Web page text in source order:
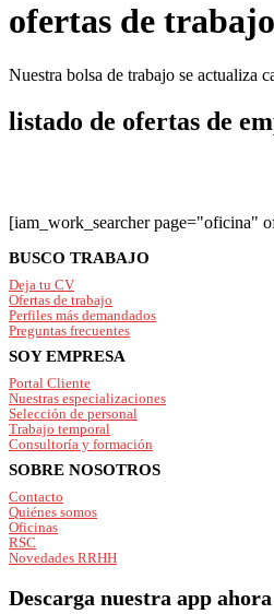
ofertas de
Nuestra bolsa de trabajo se actualiza
listado de ofertas de
[iam_work_searcher page="oficina"
Footer
BUSCO TRABAJO
Deja tu CV
Ofertas de trabajo
Perfiles más demandados
Preguntas frecuentes
SOY EMPRESA
Portal Cliente
Nuestras especializaciones
Selección de personal
Trabajo temporal
Consultoría y formación
SOBRE NOSOTROS
Contacto
Quiénes somos
Oficinas
RSC
Novedades RRHH
Descarga nuestra app ahora